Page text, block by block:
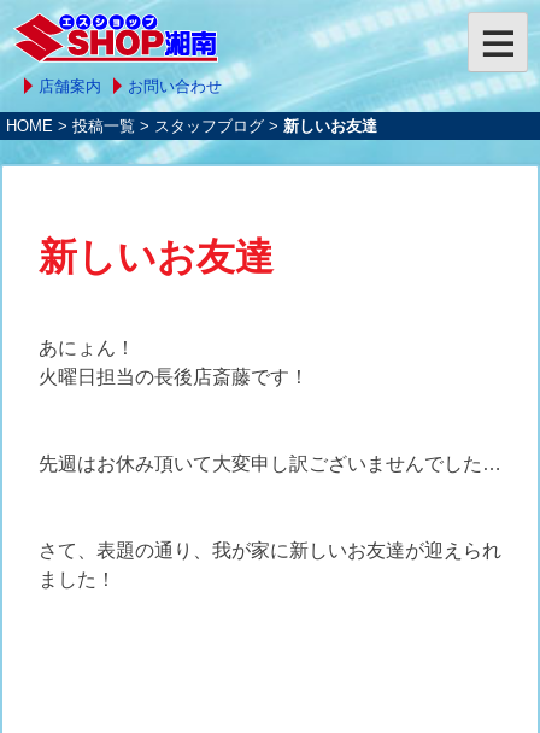
店舗案内 お問い合わせ
HOME > 投稿一覧 > スタッフブログ > 新しいお友達
新しいお友達
あにょん！
火曜日担当の長後店斎藤です！
先週はお休み頂いて大変申し訳ございませんでした…
さて、表題の通り、我が家に新しいお友達が迎えられ
ました！